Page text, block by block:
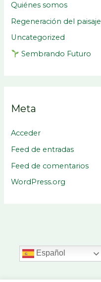
Quiénes somos
Regeneración del paisaje
Uncategorized
Sembrando Futuro
Meta
Acceder
Feed de entradas
Feed de comentarios
WordPress.org
Español